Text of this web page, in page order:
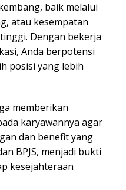
baik melalui
atau kesempatan
Dengan bekerja
Anda berpotensi
posisi yang lebih
memberikan
karyawannya agar
dan benefit yang
BPJS, menjadi bukti
kesejahteraan